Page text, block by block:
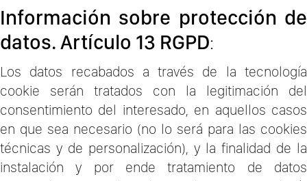
Información sobre protección de
datos. Artículo 13 RGPD:
Los datos recabados a través de la tecnología
cookie serán tratados con la legitimación del
consentimiento del interesado, en aquellos casos
en que sea necesario (no lo será para las cookies
técnicas y de personalización), y la finalidad de la
instalación y por ende tratamiento de datos